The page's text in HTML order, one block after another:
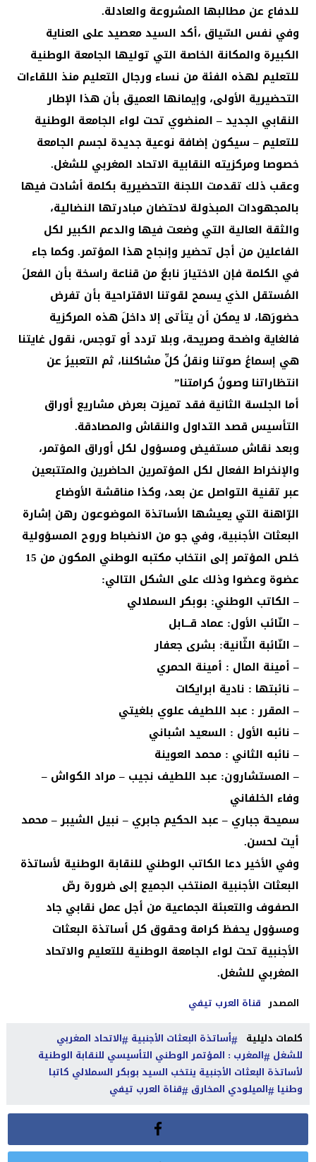
للدفاع عن مطالبها المشروعة والعادلة.
وفي نفس السّياق ،أكد السيد معصيد على العناية
الكبيرة والمكانة الخاصة التي توليها الجامعة الوطنية
للتعليم لهذه الفئة من نساء ورجال التعليم منذ اللقاءات
التحضيرية الأولى، وإيمانها العميق بأن هذا الإطار
النقابي الجديد – المنضوي تحت لواء الجامعة الوطنية
للتعليم – سيكون إضافة نوعية جديدة لجسم الجامعة
خصوصا ومركزيته النقابية الاتحاد المغربي للشغل.
وعقب ذلك تقدمت اللجنة التحضيرية بكلمة أشادت فيها
بالمجهودات المبذولة لاحتضان مبادرتها النضالية،
والثقة العالية التي وضعت فيها والدعم الكبير لكل
الفاعلين من أجل تحضير وإنجاح هذا المؤتمر. وكما جاء
في الكلمة فإن الاختيارَ نابعٌ من قناعة راسخة بأن الفعلَ
المُستقل الذي يسمح لقوتنا الاقتراحية بأن تفرض
حضورَها، لا يمكن أن يتأتى إلا داخلَ هذه المركزية
فالغاية واضحة وصريحة، وبلا تردد أو توجس، نقول غايتنا
هي إسماعُ صوتنا ونقلُ كلِّ مشاكلنا، ثم التعبيرُ عن
انتظاراتنا وصونُ كرامتنا”
أما الجلسة الثانية فقد تميزت بعرض مشاريع أوراق
التأسيس قصد التداول والنقاش والمصادقة.
وبعد نقاش مستفيض ومسؤول لكل أوراق المؤتمر،
والإنخراط الفعال لكل المؤتمرين الحاضرين والمتتبعين
عبر تقنية التواصل عن بعد، وكذا مناقشة الأوضاع
الرّاهنة التي يعيشها الأساتذة الموضوعون رهن إشارة
البعثات الأجنبية، وفي جو من الانضباط وروح المسؤولية
خلص المؤتمر إلى انتخاب مكتبه الوطني المكون من 15
عضوة وعضوا وذلك على الشكل التالي:
– الكاتب الوطني: بوبكر السملالي
– النّائب الأول: عماد قــــابل
– النّائبة الثّانية: بشرى جعفار
– أمينة المال : أمينة الحمري
– نائبتها : نادية ابرايكات
– المقرر : عبد اللطيف علوي بلغيتي
– نائبه الأول : السعيد اشباني
– نائبه الثاني : محمد العوينة
– المستشارون: عبد اللطيف نجيب – مراد الكواش –
وفاء الخلفاني
سميحة جباري – عبد الحكيم جابري – نبيل الشيبر – محمد
أيت لحسن.
وفي الأخير دعا الكاتب الوطني للنقابة الوطنية لأساتذة
البعثات الأجنبية المنتخب الجميع إلى ضرورة رصّ
الصفوف والتعبئة الجماعية من أجل عمل نقابي جاد
ومسؤول يحفظ كرامة وحقوق كل أساتذة البعثات
الأجنبية تحت لواء الجامعة الوطنية للتعليم والاتحاد
المغربي للشغل.
المصدر قناة العرب تيفي
كلمات دليلية
أساتذة البعثات الأجنبية الاتحاد المغربي
للشغل المغرب : المؤتمر الوطني التأسيسي للنقابة الوطنية
لأساتذة البعثات الأجنبية ينتخب السيد بوبكر السملالي كاتبا
وطنيا الميلودي المخارق قناة العرب تيفي